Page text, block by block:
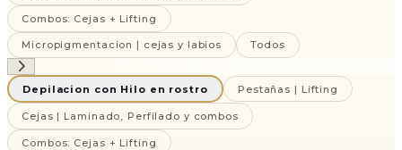
Combos: Cejas + Lifting
Micropigmentacion | cejas y labios Todos
Depilacion con Hilo en rostro Pestañas | Lifting
Cejas | Laminado, Perfilado y combos
Combos: Cejas + Lifting